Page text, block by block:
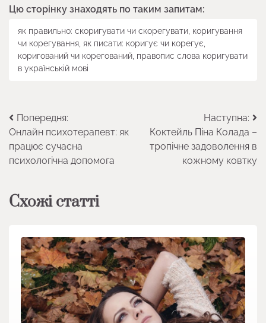
Цю сторінку знаходять по таким запитам:
як правильно: скоригувати чи скорегувати, коригування
чи корегування, як писати: коригує чи корегує,
коригований чи корегований, правопис слова коригувати
в українській мові
Навігація
записів
Попередня:
Онлайн психотерапевт: як
працює сучасна
психологічна допомога
Наступна:
Коктейль Піна Колада –
тропічне задоволення в
кожному ковтку
Схожі статті